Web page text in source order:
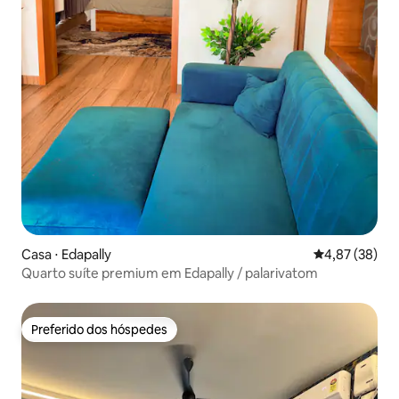
Casa ⋅ Edapally 4,87 de uma
4,87 (38)
Quarto suíte premium em Edapally / palarivatom
Preferido dos hóspedes
Preferido dos hóspedes